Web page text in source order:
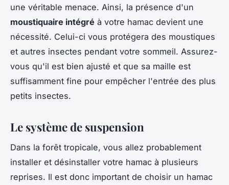
une véritable menace. Ainsi, la présence d'un
moustiquaire intégré à votre hamac devient une
nécessité. Celui-ci vous protégera des moustiques
et autres insectes pendant votre sommeil. Assurez-
vous qu'il est bien ajusté et que sa maille est
suffisamment fine pour empêcher l'entrée des plus
petits insectes.
Le système de suspension
Dans la forêt tropicale, vous allez probablement
installer et désinstaller votre hamac à plusieurs
reprises. Il est donc important de choisir un hamac